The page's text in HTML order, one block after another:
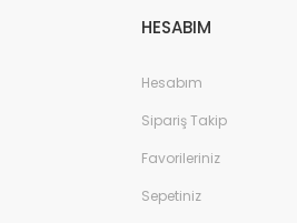
HESABIM
Hesabım
Sipariş Takip
Favorileriniz
Sepetiniz